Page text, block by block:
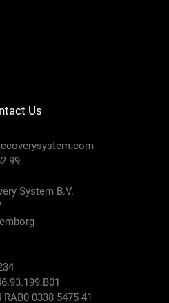
Us
99
System B.V.
0338 5475 41